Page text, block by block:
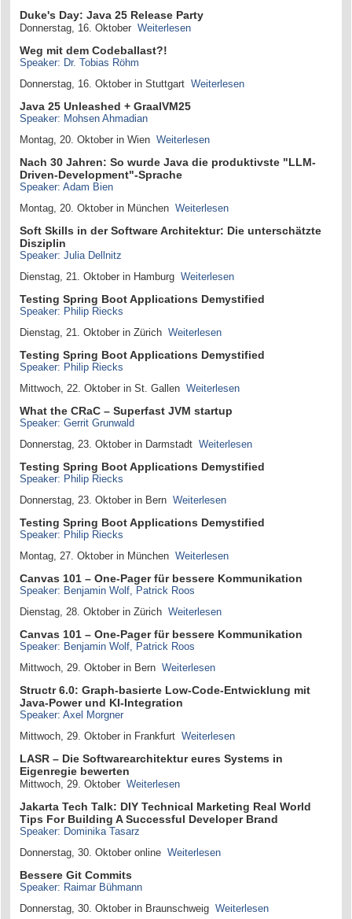
Duke's Day: Java 25 Release Party
Donnerstag, 16. Oktober Weiterlesen
Weg mit dem Codeballast?!
Speaker: Dr. Tobias Röhm
Donnerstag, 16. Oktober in Stuttgart Weiterlesen
Java 25 Unleashed + GraalVM25
Speaker: Mohsen Ahmadian
Montag, 20. Oktober in Wien Weiterlesen
Nach 30 Jahren: So wurde Java die produktivste "LLM-
Driven-Development"-Sprache
Speaker: Adam Bien
Montag, 20. Oktober in München Weiterlesen
Soft Skills in der Software Architektur: Die unterschätzte
Disziplin
Speaker: Julia Dellnitz
Dienstag, 21. Oktober in Hamburg Weiterlesen
Testing Spring Boot Applications Demystified
Speaker: Philip Riecks
Dienstag, 21. Oktober in Zürich Weiterlesen
Testing Spring Boot Applications Demystified
Speaker: Philip Riecks
Mittwoch, 22. Oktober in St. Gallen Weiterlesen
What the CRaC – Superfast JVM startup
Speaker: Gerrit Grunwald
Donnerstag, 23. Oktober in Darmstadt Weiterlesen
Testing Spring Boot Applications Demystified
Speaker: Philip Riecks
Donnerstag, 23. Oktober in Bern Weiterlesen
Testing Spring Boot Applications Demystified
Speaker: Philip Riecks
Montag, 27. Oktober in München Weiterlesen
Canvas 101 – One-Pager für bessere Kommunikation
Speaker: Benjamin Wolf, Patrick Roos
Dienstag, 28. Oktober in Zürich Weiterlesen
Canvas 101 – One-Pager für bessere Kommunikation
Speaker: Benjamin Wolf, Patrick Roos
Mittwoch, 29. Oktober in Bern Weiterlesen
Structr 6.0: Graph-basierte Low-Code-Entwicklung mit
Java-Power und KI-Integration
Speaker: Axel Morgner
Mittwoch, 29. Oktober in Frankfurt Weiterlesen
LASR – Die Softwarearchitektur eures Systems in
Eigenregie bewerten
Mittwoch, 29. Oktober Weiterlesen
Jakarta Tech Talk: DIY Technical Marketing Real World
Tips For Building A Successful Developer Brand
Speaker: Dominika Tasarz
Donnerstag, 30. Oktober online Weiterlesen
Bessere Git Commits
Speaker: Raimar Bühmann
Donnerstag, 30. Oktober in Braunschweig Weiterlesen